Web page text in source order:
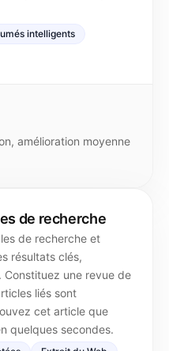
intelligents
amélioration moyenne
de recherche
de recherche et
résultats clés,
une revue de
liés sont
cet article que
quelques secondes.